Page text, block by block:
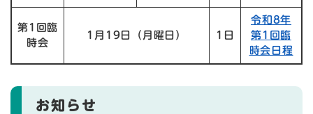
第1回臨
時会
1月19日（月曜日） 1日
令和8年
第1回臨
時会日程
お知らせ